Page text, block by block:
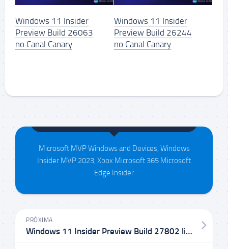
Windows 11 Insider
Preview Build 26063
no Canal Canary
Windows 11 Insider
Preview Build 26244
no Canal Canary
Microsoft MVP Windows and Devices, Windows
Insider MVP 2023, Xbox Microsoft 365 Microsoft
Edge Insider
PRÓXIMA
Windows 11 Insider Preview Build 27802 liberado no Canal Canary